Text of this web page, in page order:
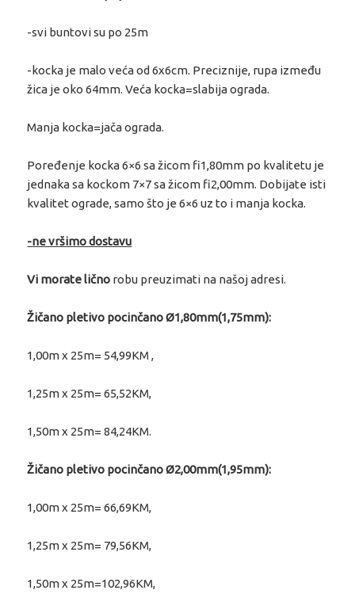
-svi buntovi su po 25m
-kocka je malo veća od 6x6cm. Preciznije, rupa između
žica je oko 64mm. Veća kocka=slabija ograda.
Manja kocka=jača ograda.
Poređenje kocka 6×6 sa žicom fi1,80mm po kvalitetu je
jednaka sa kockom 7×7 sa žicom fi2,00mm. Dobijate isti
kvalitet ograde, samo što je 6×6 uz to i manja kocka.
-ne vršimo dostavu
Vi morate lično robu preuzimati na našoj adresi.
Žičano pletivo pocinčano Ø1,80mm(1,75mm):
1,00m x 25m= 54,99KM ,
1,25m x 25m= 65,52KM,
1,50m x 25m= 84,24KM.
Žičano pletivo pocinčano Ø2,00mm(1,95mm):
1,00m x 25m= 66,69KM,
1,25m x 25m= 79,56KM,
1,50m x 25m=102,96KM,